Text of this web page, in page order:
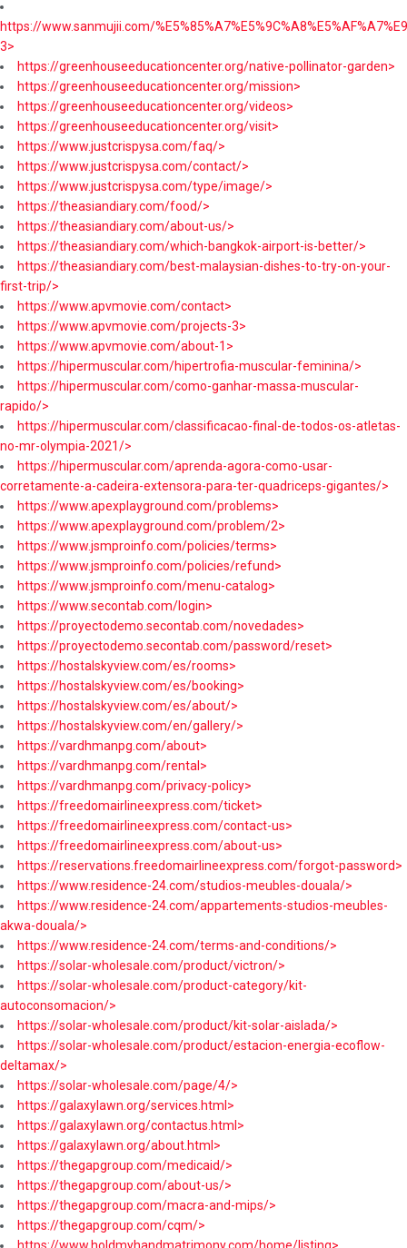
https://www.sanmujii.com/
3>
https://greenhouseeducationcenter.org/native-pollinator-garden>
https://greenhouseeducationcenter.org/mission>
https://greenhouseeducationcenter.org/videos>
https://greenhouseeducationcenter.org/visit>
https://www.justcrispysa.com/faq/>
https://www.justcrispysa.com/contact/>
https://www.justcrispysa.com/type/image/>
https://theasiandiary.com/food/>
https://theasiandiary.com/about-us/>
https://theasiandiary.com/which-bangkok-airport-is-better/>
https://theasiandiary.com/best-malaysian-dishes-to-try-on-your-
first-trip/>
https://www.apvmovie.com/contact>
https://www.apvmovie.com/projects-3>
https://www.apvmovie.com/about-1>
https://hipermuscular.com/hipertrofia-muscular-feminina/>
https://hipermuscular.com/como-ganhar-massa-muscular-
rapido/>
https://hipermuscular.com/classificacao-final-de-todos-os-atletas-
no-mr-olympia-2021/>
https://hipermuscular.com/aprenda-agora-como-usar-
corretamente-a-cadeira-extensora-para-ter-quadriceps-gigantes/>
https://www.apexplayground.com/problems>
https://www.apexplayground.com/problem/2>
https://www.jsmproinfo.com/policies/terms>
https://www.jsmproinfo.com/policies/refund>
https://www.jsmproinfo.com/menu-catalog>
https://www.secontab.com/login>
https://proyectodemo.secontab.com/novedades>
https://proyectodemo.secontab.com/password/reset>
https://hostalskyview.com/es/rooms>
https://hostalskyview.com/es/booking>
https://hostalskyview.com/es/about/>
https://hostalskyview.com/en/gallery/>
https://vardhmanpg.com/about>
https://vardhmanpg.com/rental>
https://vardhmanpg.com/privacy-policy>
https://freedomairlineexpress.com/ticket>
https://freedomairlineexpress.com/contact-us>
https://freedomairlineexpress.com/about-us>
https://reservations.freedomairlineexpress.com/forgot-password>
https://www.residence-24.com/studios-meubles-douala/>
https://www.residence-24.com/appartements-studios-meubles-
akwa-douala/>
https://www.residence-24.com/terms-and-conditions/>
https://solar-wholesale.com/product/victron/>
https://solar-wholesale.com/product-category/kit-
autoconsomacion/>
https://solar-wholesale.com/product/kit-solar-aislada/>
https://solar-wholesale.com/product/estacion-energia-ecoflow-
deltamax/>
https://solar-wholesale.com/page/4/>
https://galaxylawn.org/services.html>
https://galaxylawn.org/contactus.html>
https://galaxylawn.org/about.html>
https://thegapgroup.com/medicaid/>
https://thegapgroup.com/about-us/>
https://thegapgroup.com/macra-and-mips/>
https://thegapgroup.com/cqm/>
https://www.holdmyhandmatrimony.com/home/listing>